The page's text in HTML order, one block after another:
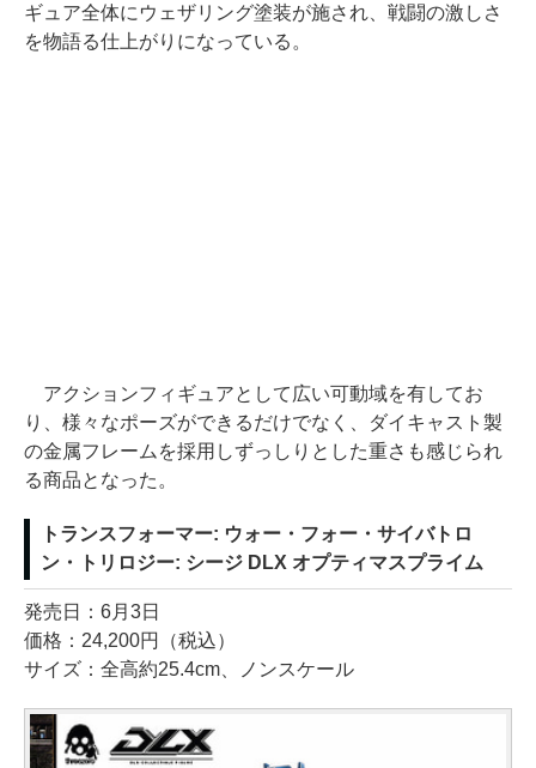
ギュア全体にウェザリング塗装が施され、戦闘の激しさ
を物語る仕上がりになっている。
アクションフィギュアとして広い可動域を有してお
り、様々なポーズができるだけでなく、ダイキャスト製
の金属フレームを採用しずっしりとした重さも感じられ
る商品となった。
トランスフォーマー: ウォー・フォー・サイバトロ
ン・トリロジー: シージ DLX オプティマスプライム
発売日：6月3日
価格：24,200円（税込）
サイズ：全高約25.4cm、ノンスケール